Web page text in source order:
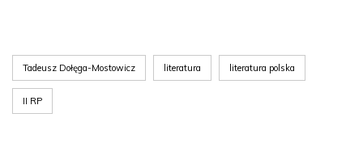
Tadeusz Dołęga-Mostowicz literatura literatura polska
II RP